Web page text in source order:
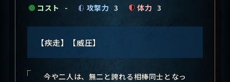
コスト - 攻撃力 3 体力 3
【疾走】【威圧】
今や二人は、無二と誇れる相棒同士となっ